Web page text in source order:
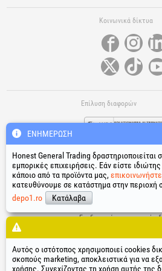
Κοινωνικά δίκτυα
Επίλυση διαφορών
Χρήσιμοι σύνδεσμοι
Όροι και προϋποθέσεις
Επεξεργασία προσωπικών
Δεδομένα ταυτότητας της
Ηλεκτρονική επίλυση
ΕΝΗΜΈΡΩΣΗ
Honest General Trading δραστηριοποιείται
εμπορικές επιχειρήσεις. Εάν είστε
κάποιο από τα προϊόντα μας,
κατευθύνουμε σε κατάστημα στην περιοχή
depo1.ro
Κατάλαβα
Αυτός ο ιστότοπος χρησιμοποιεί cookies
σκοπούς marketing, αποκλειστικά για να
χρήσης. Συνεχίζοντας τη χρήση αυτής της